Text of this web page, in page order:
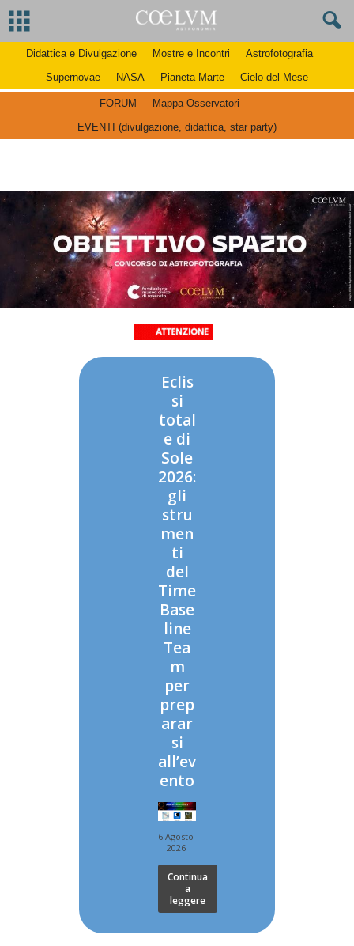
Didattica e Divulgazione Mostre e Incontri
Astrofotografia
Supernovae
NASA Pianeta Marte Cielo del Mese
FORUM
Mappa Osservatori
EVENTI (divulgazione, didattica, star party)
Eclis
si
total
e di
Sole
2026:
gli
stru
men
ti
del
Time
Base
line
Tea
m
per
prep
arar
si
all’ev
ento
6 Agosto
2026
Continua
a
leggere